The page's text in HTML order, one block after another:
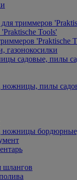
триммеров
Tools'
'Praktische
газонокосилки
садовые, пилы
ножницы, пилы
ножницы
шлангов